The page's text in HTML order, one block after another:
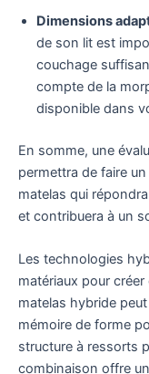
Dimensions
de son lit est
couchage
compte de la
disponible dans
En somme, une
permettra de faire
matelas qui
et contribuera à un
Les technologies
matériaux pour
matelas hybride
mémoire de forme
structure à ressorts
combinaison offre un